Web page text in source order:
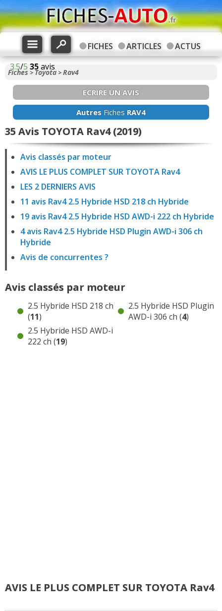
FICHES ARTICLES
ACTUS
3.5/5 35avis
Fiches >Toyota >Rav4
ECRIRE UN AVIS
Autres Fiches RAV4
35 Avis TOYOTA Rav4 (2019)
Avis classés par moteur
AVIS LE PLUS COMPLET SUR TOYOTA Rav4
LES 2 DERNIERS AVIS
11 avis Rav4 2.5 Hybride HSD 218 ch Hybride
19 avis Rav4 2.5 Hybride HSD AWD-i 222 ch Hybride
4 avis Rav4 2.5 Hybride HSD Plugin AWD-i 306 ch
Hybride
Avis de concurrentes ?
Avis classés par moteur
2.5 Hybride HSD 218 ch
(11)
2.5 Hybride HSD AWD-i
222 ch (19)
2.5 Hybride HSD Plugin
AWD-i 306 ch (4)
AVIS LE PLUS COMPLET SUR TOYOTA Rav4